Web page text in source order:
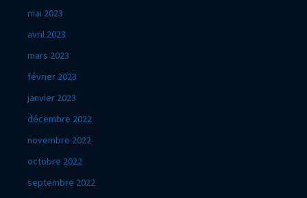
mai 2023
avril 2023
mars 2023
février 2023
janvier 2023
décembre 2022
novembre 2022
octobre 2022
septembre 2022